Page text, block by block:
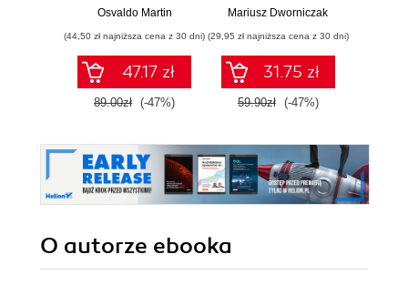
przewodnik po
probabilistycznym.
Wydanie III
Osvaldo Martin
(44,50 zł najniższa cena z 30 dni)
47.17 zł
89.00zł (-47%)
chmurową oraz
wykorzystaniem
Dockera
Mariusz Dworniczak
(29,95 zł najniższa cena z 30 dni)
31.75 zł
59.90zł (-47%)
O autorze ebooka